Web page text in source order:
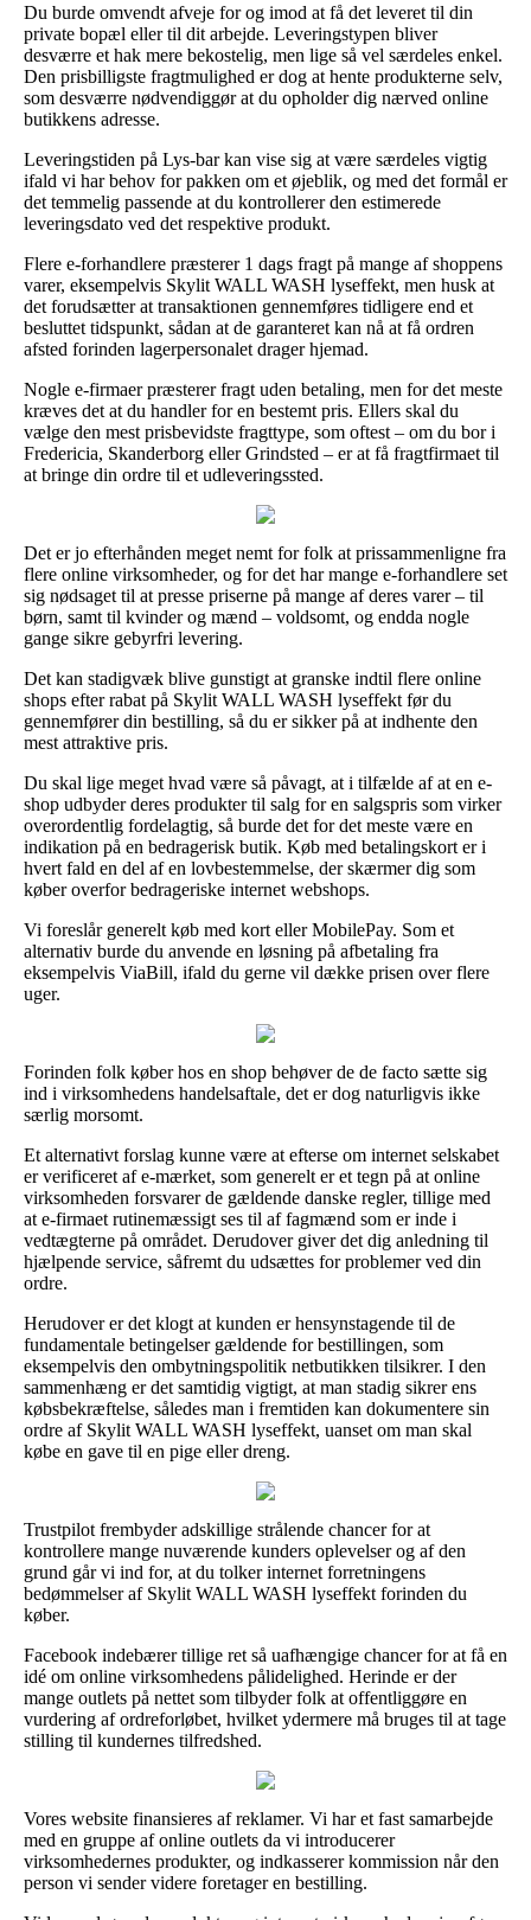
Du burde omvendt afveje for og imod at få det leveret til din
private bopæl eller til dit arbejde. Leveringstypen bliver
desværre et hak mere bekostelig, men lige så vel særdeles enkel.
Den prisbilligste fragtmulighed er dog at hente produkterne selv,
som desværre nødvendiggør at du opholder dig nærved online
butikkens adresse.
Leveringstiden på Lys-bar kan vise sig at være særdeles vigtig
ifald vi har behov for pakken om et øjeblik, og med det formål er
det temmelig passende at du kontrollerer den estimerede
leveringsdato ved det respektive produkt.
Flere e-forhandlere præsterer 1 dags fragt på mange af shoppens
varer, eksempelvis Skylit WALL WASH lyseffekt, men husk at
det forudsætter at transaktionen gennemføres tidligere end et
besluttet tidspunkt, sådan at de garanteret kan nå at få ordren
afsted forinden lagerpersonalet drager hjemad.
Nogle e-firmaer præsterer fragt uden betaling, men for det meste
kræves det at du handler for en bestemt pris. Ellers skal du
vælge den mest prisbevidste fragttype, som oftest – om du bor i
Fredericia, Skanderborg eller Grindsted – er at få fragtfirmaet til
at bringe din ordre til et udleveringssted.
Det er jo efterhånden meget nemt for folk at prissammenligne fra
flere online virksomheder, og for det har mange e-forhandlere set
sig nødsaget til at presse priserne på mange af deres varer – til
børn, samt til kvinder og mænd – voldsomt, og endda nogle
gange sikre gebyrfri levering.
Det kan stadigvæk blive gunstigt at granske indtil flere online
shops efter rabat på Skylit WALL WASH lyseffekt før du
gennemfører din bestilling, så du er sikker på at indhente den
mest attraktive pris.
Du skal lige meget hvad være så påvagt, at i tilfælde af at en e-
shop udbyder deres produkter til salg for en salgspris som virker
overordentlig fordelagtig, så burde det for det meste være en
indikation på en bedragerisk butik. Køb med betalingskort er i
hvert fald en del af en lovbestemmelse, der skærmer dig som
køber overfor bedrageriske internet webshops.
Vi foreslår generelt køb med kort eller MobilePay. Som et
alternativ burde du anvende en løsning på afbetaling fra
eksempelvis ViaBill, ifald du gerne vil dække prisen over flere
uger.
Forinden folk køber hos en shop behøver de de facto sætte sig
ind i virksomhedens handelsaftale, det er dog naturligvis ikke
særlig morsomt.
Et alternativt forslag kunne være at efterse om internet selskabet
er verificeret af e-mærket, som generelt er et tegn på at online
virksomheden forsvarer de gældende danske regler, tillige med
at e-firmaet rutinemæssigt ses til af fagmænd som er inde i
vedtægterne på området. Derudover giver det dig anledning til
hjælpende service, såfremt du udsættes for problemer ved din
ordre.
Herudover er det klogt at kunden er hensynstagende til de
fundamentale betingelser gældende for bestillingen, som
eksempelvis den ombytningspolitik netbutikken tilsikrer. I den
sammenhæng er det samtidig vigtigt, at man stadig sikrer ens
købsbekræftelse, således man i fremtiden kan dokumentere sin
ordre af Skylit WALL WASH lyseffekt, uanset om man skal
købe en gave til en pige eller dreng.
Trustpilot frembyder adskillige strålende chancer for at
kontrollere mange nuværende kunders oplevelser og af den
grund går vi ind for, at du tolker internet forretningens
bedømmelser af Skylit WALL WASH lyseffekt forinden du
køber.
Facebook indebærer tillige ret så uafhængige chancer for at få en
idé om online virksomhedens pålidelighed. Herinde er der
mange outlets på nettet som tilbyder folk at offentliggøre en
vurdering af ordreforløbet, hvilket ydermere må bruges til at tage
stilling til kundernes tilfredshed.
Vores website finansieres af reklamer. Vi har et fast samarbejde
med en gruppe af online outlets da vi introducerer
virksomhedernes produkter, og indkasserer kommission når den
person vi sender videre foretager en bestilling.